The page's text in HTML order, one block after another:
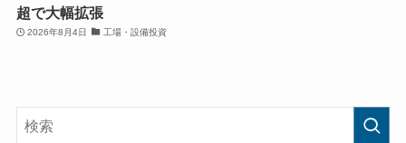
超で大幅拡張
2026年8月4日 工場・設備投資